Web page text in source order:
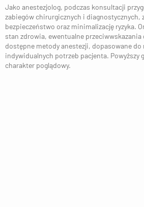
Jako anestezjolog, podczas konsultacji
zabiegów chirurgicznych i diagnostycznych,
bezpieczeństwo oraz minimalizację ryzyka.
stan zdrowia, ewentualne przeciwwskazania
dostępne metody anestezji, dopasowane do
indywidualnych potrzeb pacjenta. Powyższy
charakter poglądowy.